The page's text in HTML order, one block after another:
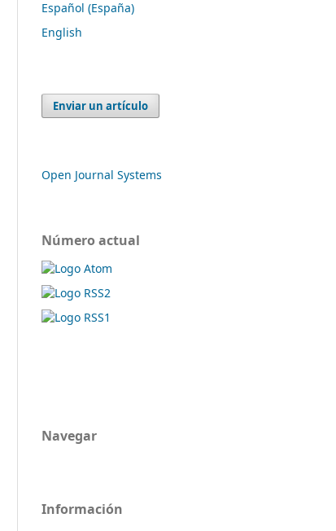
Español (España)
English
Enviar un artículo
Open Journal Systems
Número actual
Navegar
Información